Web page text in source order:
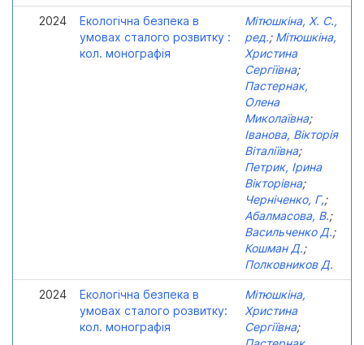
2024
Екологічна безпека в
умовах сталого розвитку :
кол. монографія
Мітюшкіна, Х. С.,
ред.; Мітюшкіна,
Христина
Сергіївна;
Пастернак,
Олена
Миколаївна;
Іванова, Вікторія
Віталіївна;
Петрик, Ірина
Вікторівна;
Черніченко, Г,;
Абалмасова, В.;
Васильченко Д.;
Кошман Д.;
Полковников Д.
2024
Екологічна безпека в
умовах сталого розвитку:
кол. монографія
Мітюшкіна,
Христина
Сергіївна;